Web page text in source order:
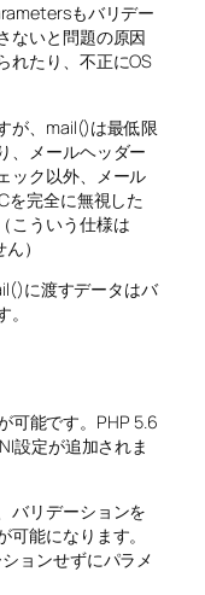
もバリデー
ないと問題の原因
れたり、不正にOS
が、mail()は最低限
、メールヘッダー
ック以外、メール
を完全に無視した
こういう仕様は
）
に渡すデータはバ
可能です。PHP 5.6
設定が追加されま
バリデーションを
能になります。
ョンせずにパラメ